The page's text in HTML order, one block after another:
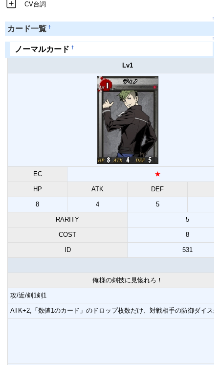
CV台詞
↑
カード一覧 †
↑
ノーマルカード †
Lv1
EC ★
HP ATK DEF
8 4 5
RARITY 5
COST 8
ID 531
俺様の剣技に見惚れろ！
攻/近/剣1剣1
ATK+2,「数値1のカード」のドロップ枚数だけ、対戦相手の防御ダイス